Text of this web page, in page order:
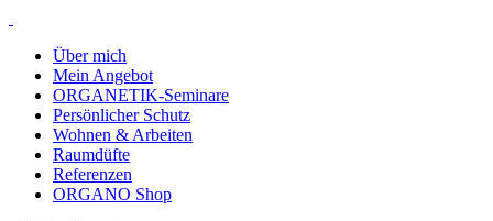
Über mich
Mein Angebot
ORGANETIK-Seminare
Persönlicher Schutz
Wohnen & Arbeiten
Raumdüfte
Referenzen
ORGANO Shop